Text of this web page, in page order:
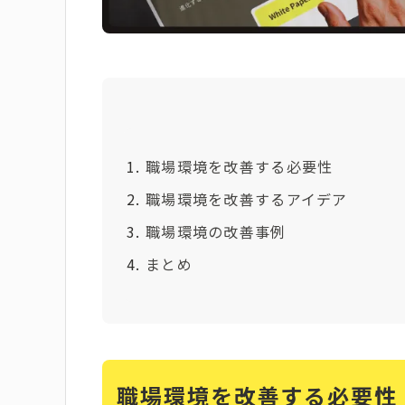
職場環境を改善する必要性
職場環境を改善するアイデア
職場環境の改善事例
まとめ
職場環境を改善する必要性